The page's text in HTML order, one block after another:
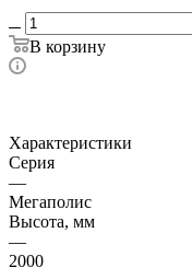
В корзину
Характеристики
Серия
—
Мегаполис
Высота, мм
—
2000